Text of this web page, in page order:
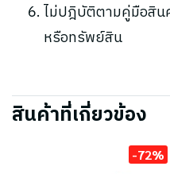
ไม่ปฎิบัติตามคู่มือสิน
หรือทรัพย์สิน
สินค้าที่เกี่ยวข้อง
-72%